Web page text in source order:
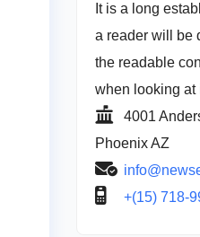
It is a long
a reader will be
the readable
when looking at
4001
Phoenix AZ
+(15) 718-